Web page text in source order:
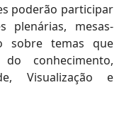
poderão participar
plenárias, mesas-
sobre temas que
conhecimento,
Visualização e